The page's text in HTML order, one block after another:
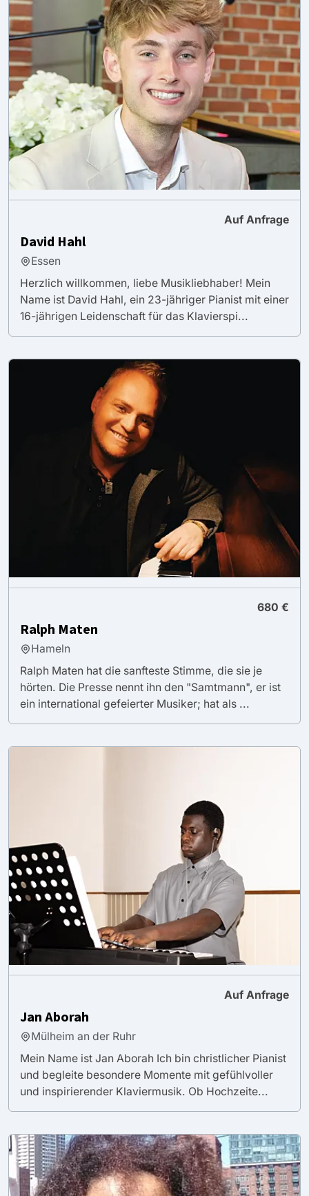
Auf Anfrage
David Hahl
Essen
Herzlich willkommen, liebe Musikliebhaber! Mein
Name ist David Hahl, ein 23-jähriger Pianist mit einer
16-jährigen Leidenschaft für das Klavierspi...
680 €
Ralph Maten
Hameln
Ralph Maten hat die sanfteste Stimme, die sie je
hörten. Die Presse nennt ihn den "Samtmann", er ist
ein international gefeierter Musiker; hat als ...
Auf Anfrage
Jan Aborah
Mülheim an der Ruhr
Mein Name ist Jan Aborah Ich bin christlicher Pianist
und begleite besondere Momente mit gefühlvoller
und inspirierender Klaviermusik. Ob Hochzeite...